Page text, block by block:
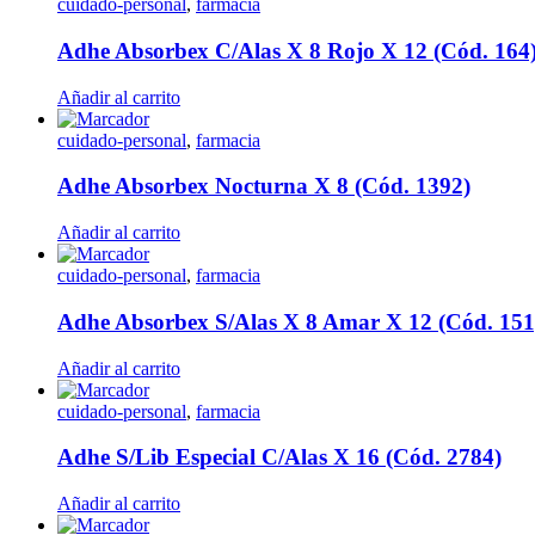
cuidado-personal , farmacia
Adhe Absorbex C/Alas X 8 Rojo X 12 (Cód.
Añadir al carrito
cuidado-personal, farmacia
Adhe Absorbex Nocturna X 8 (Cód. 1392)
Añadir al carrito
cuidado-personal, farmacia
Adhe Absorbex S/Alas X 8 Amar X 12 (Cód.
Añadir al carrito
cuidado-personal, farmacia
Adhe S/Lib Especial C/Alas X 16 (Cód. 2784)
Añadir al carrito